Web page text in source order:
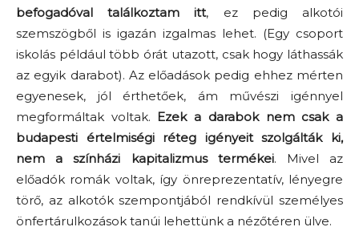
befogadóval találkoztam itt, ez pedig alkotói
szemszögből is igazán izgalmas lehet. (Egy csoport
iskolás például több órát utazott, csak hogy láthassák
az egyik darabot). Az előadások pedig ehhez mérten
egyenesek, jól érthetőek, ám művészi igénnyel
megformáltak voltak. Ezek a darabok nem csak a
budapesti értelmiségi réteg igényeit szolgálták ki,
nem a színházi kapitalizmus termékei. Mivel az
előadók romák voltak, így önreprezentatív, lényegre
törő, az alkotók szempontjából rendkívül személyes
önfertárulkozások tanúi lehettünk a nézőtéren ülve.